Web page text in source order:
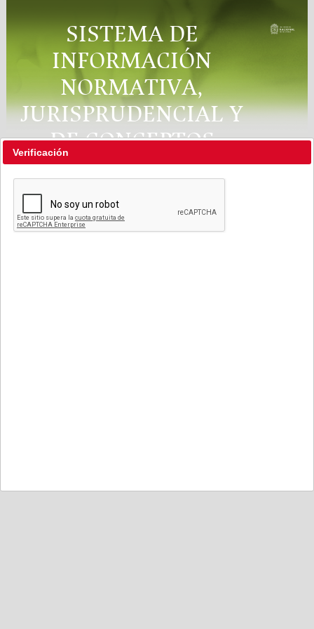
SISTEMA DE
INFORMACIÓN
NORMATIVA,
JURISPRUDENCIAL Y
DE CONCEPTOS
"RÉGIMEN LEGAL"
Verificación